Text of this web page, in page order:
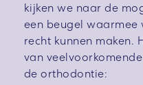
kijken we naar de
een beugel
recht kunnen maken.
van
de orthodontie: